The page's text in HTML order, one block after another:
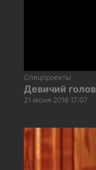
Спецпроекты
Девичий
21 июня 2016 17:07